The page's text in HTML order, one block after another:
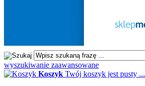
wyszukiwanie zaawansowane
Koszyk Twój koszyk jest pusty ...